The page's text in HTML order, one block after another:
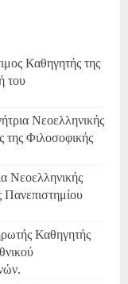
Καθηγητής της
του
Nεοελληνικής
της Φιλοσοφικής
Νεοελληνικής
Πανεπιστημίου
Καθηγητής